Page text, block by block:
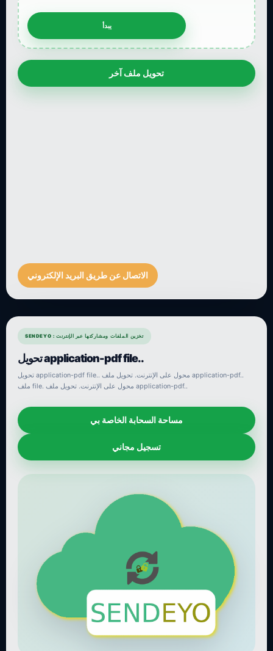
تحويل ملف آخر
الاتصال عن طريق البريد الإلكتروني
SENDEYO : تخزين الملفات ومشاركتها عبر الإنترنت
تحويل application-pdf file..
تحويل application-pdf file.. محول على الإنترنت. تحويل ملف application-pdf..
ملف file. محول على الإنترنت. تحويل ملف application-pdf..
مساحة السحابة الخاصة بي
تسجيل مجاني